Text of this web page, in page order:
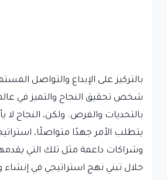
بالتركيز على الإبداع والتواصل
شخص تحقيق النجاح والتميز في
بالتحديات والفرص. ولكن، النجاح لا
يتطلب الأمر جهدًا متواصلًا،
خلال تبني نهج استراتيجي في إنشاء